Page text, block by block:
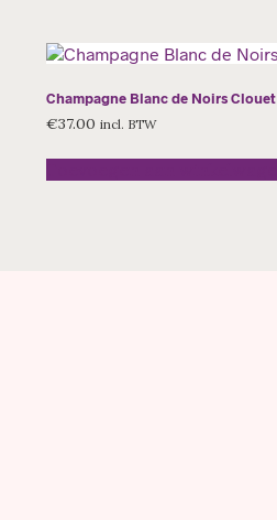
Champagne Blanc de Noirs Clouet
€37.00 incl. BTW